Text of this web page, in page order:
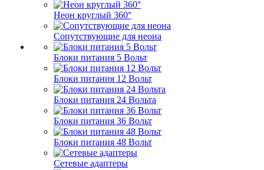
Неон круглый 360°
Сопутствующие для неона
Блоки питания 5 Вольт
Блоки питания 12 Вольт
Блоки питания 24 Вольта
Блоки питания 36 Вольт
Блоки питания 48 Вольт
Сетевые адаптеры